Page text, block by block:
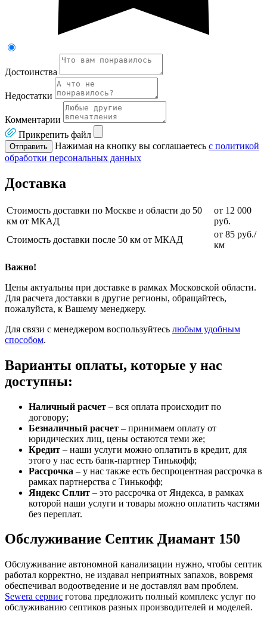
Достоинства
Недостатки
Комментарии
Прикрепить файл
Отправить Нажимая на кнопку вы соглашаетесь с политикой
обработки персональных данных
Доставка
Стоимость доставки по Москве и области до 50
км от МКАД
от 12 000
руб.
Стоимость доставки после 50 км от МКАД
от 85 руб./
км
Важно!
Цены актуальны при доставке в рамках Московской области.
Для расчета доставки в другие регионы, обращайтесь,
пожалуйста, к Вашему менеджеру.
Для связи с менеджером воспользуйтесь любым удобным
способом.
Варианты оплаты, которые у нас
доступны:
Наличный расчет – вся оплата происходит по
договору;
Безналичный расчет – принимаем оплату от
юридических лиц, цены остаются теми же;
Кредит – наши услуги можно оплатить в кредит, для
этого у нас есть банк-партнер Тинькофф;
Рассрочка – у нас также есть беспроцентная рассрочка в
рамках партнерства с Тинькофф;
Яндекс Сплит – это рассрочка от Яндекса, в рамках
которой наши услуги и товары можно оплатить частями
без переплат.
Обслуживание Септик Диамант 150
Обслуживание автономной канализации нужно, чтобы септик
работал корректно, не издавал неприятных запахов, вовремя
обеспечивал водоотведение и не доставлял вам проблем.
Sewera сервис готова предложить полный комплекс услуг по
обслуживанию септиков разных производителей и моделей.